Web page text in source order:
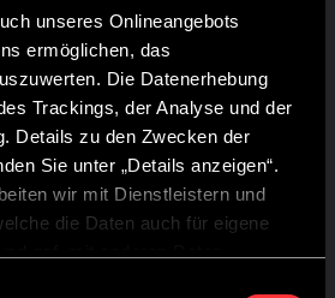
unseres Onlineangebots
ermöglichen, das
Die Datenerhebung
Trackings, der Analyse und der
Details zu den Zwecken der
Sie unter „Details anzeigen“.
wir mit Dienstleistern und
die Daten auch für eigene
flexibel, uitnodigend.